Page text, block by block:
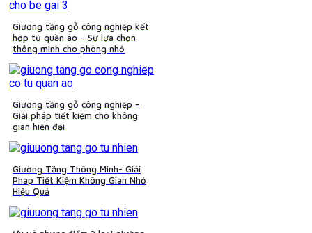
Giường tầng gỗ công nghiệp kết
hợp tủ quần áo – Sự lựa chọn
thông minh cho phòng nhỏ
Giường tầng gỗ công nghiệp –
Giải pháp tiết kiệm cho không
gian hiện đại
Giường Tầng Thông Minh- Giải
Pháp Tiết Kiệm Không Gian Nhỏ
Hiệu Quả